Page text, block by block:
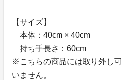
【サイズ】
本体：40cm × 40cm
持ち手長さ：60cm
※こちらの商品には取り外し
いません。